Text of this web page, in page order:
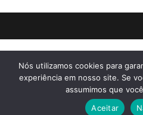
Nós utilizamos cookies para
experiência em nosso site. Se
assumimos que
Aceitar